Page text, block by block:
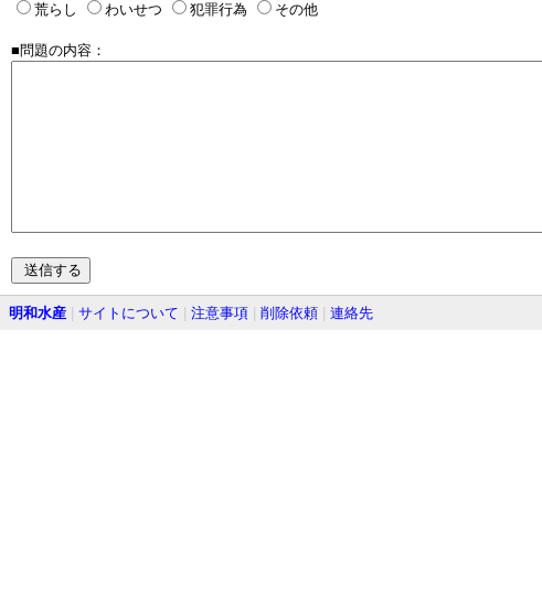
荒らし
わいせつ 犯罪行為 その他
■問題の内容：
明和水産 サイトについて 注意事項 削除依頼 連絡先